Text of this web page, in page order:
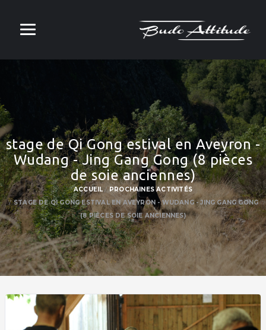
stage de Qi Gong estival en Aveyron -
Wudang - Jing Gang Gong (8 pièces
de soie anciennes)
ACCUEIL
PROCHAINES ACTIVITÉS
STAGE DE QI GONG ESTIVAL EN AVEYRON - WUDANG - JING GANG GONG
(8 PIÈCES DE SOIE ANCIENNES)